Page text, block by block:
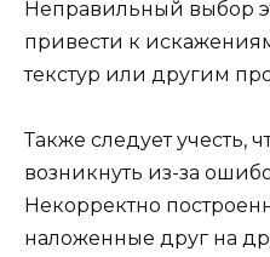
Неправильный выбор
привести к
текстур или другим
Также следует учесть,
возникнуть из-за
Некорректно
наложенные друг на